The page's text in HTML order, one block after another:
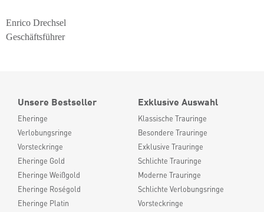
Enrico Drechsel
Geschäftsführer
Unsere Bestseller
Eheringe
Verlobungsringe
Vorsteckringe
Eheringe Gold
Eheringe Weißgold
Eheringe Roségold
Eheringe Platin
Exklusive Auswahl
Klassische Trauringe
Besondere Trauringe
Exklusive Trauringe
Schlichte Trauringe
Moderne Trauringe
Schlichte Verlobungsringe
Vorsteckringe